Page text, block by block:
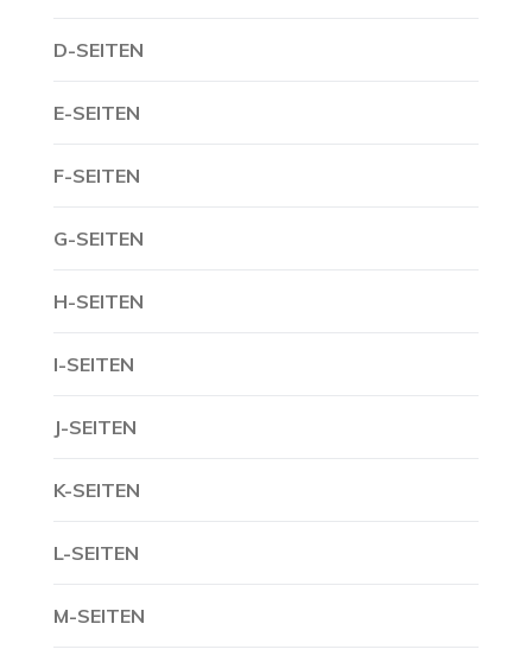
D-SEITEN
E-SEITEN
F-SEITEN
G-SEITEN
H-SEITEN
I-SEITEN
J-SEITEN
K-SEITEN
L-SEITEN
M-SEITEN